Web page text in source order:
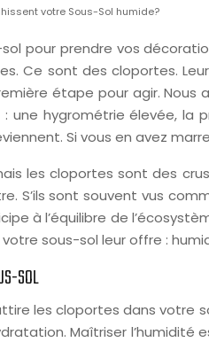
votre Sous-Sol humide?
pour prendre vos
Ce sont des cloportes.
étape pour agir.
hygrométrie élevée, la
Si vous en avez
les cloportes sont des
S’ils sont souvent vus
à l’équilibre de
sous-sol leur offre :
SOL
les cloportes dans votre
Maîtriser